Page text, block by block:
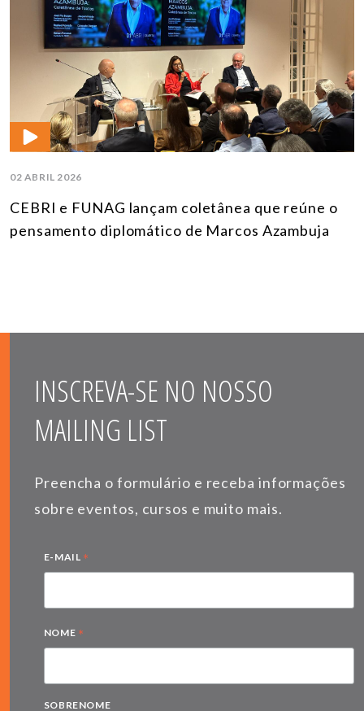
02 ABRIL 2026
CEBRI e FUNAG lançam coletânea que reúne o
pensamento diplomático de Marcos Azambuja
INSCREVA-SE NO NOSSO
MAILING LIST
Preencha o formulário e receba informações
sobre eventos, cursos e muito mais.
E-MAIL *
NOME *
SOBRENOME